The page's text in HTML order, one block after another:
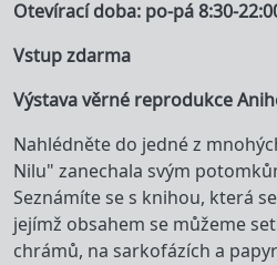
Otevírací doba: po-pá 8:30-
Vstup zdarma
Výstava věrné reprodukce
Nahlédněte do jedné z
Nilu" zanechala svým
Seznámíte se s knihou, která
jejímž obsahem se můžeme
chrámů, na sarkofázích a